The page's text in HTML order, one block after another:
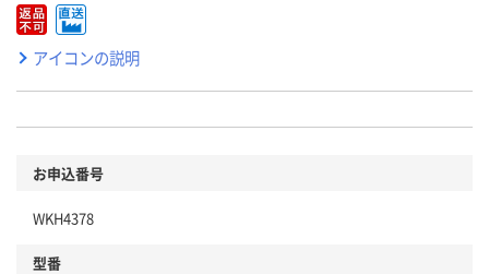
アイコンの説明
お申込番号
WKH4378
型番